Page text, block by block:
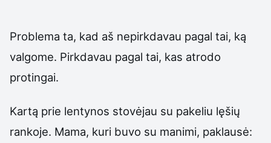
Problema ta, kad aš nepirkdavau pagal tai, ką
valgome. Pirkdavau pagal tai, kas atrodo
protingai.
Kartą prie lentynos stovėjau su pakeliu lęšių
rankoje. Mama, kuri buvo su manimi, paklausė: